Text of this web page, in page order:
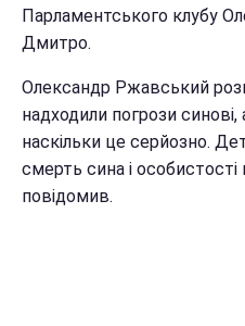
Парламентського клубу
Дмитро.
Олександр Ржавський
надходили погрози синові,
наскільки це серйозно.
смерть сина і
повідомив.